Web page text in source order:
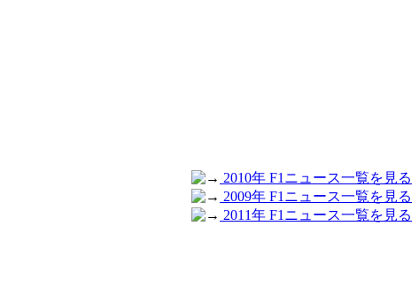
2010年 F1ニュース一覧を見る
2009年 F1ニュース一覧を見る
2011年 F1ニュース一覧を見る